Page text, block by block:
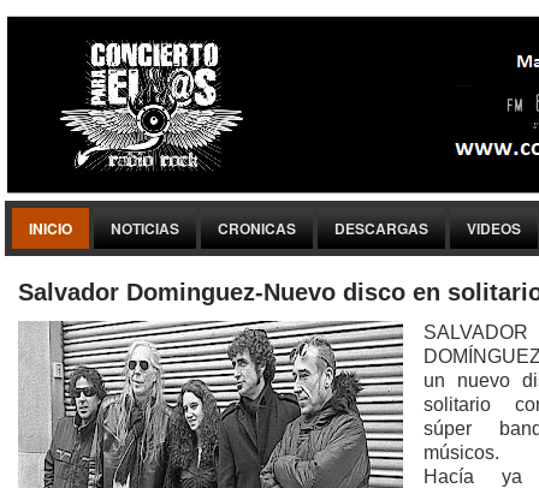
INICIO NOTICIAS CRONICAS DESCARGAS VIDEOS
Salvador Dominguez-Nuevo disco en
SALVADOR
un nuevo
solitario
súper
músicos.
Hacía ya